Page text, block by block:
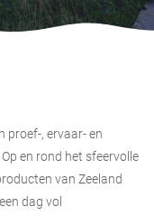
proef-, ervaar- en
en rond het sfeervolle
van Zeeland
dag vol